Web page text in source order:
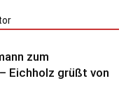
zum
Eichholz grüßt von